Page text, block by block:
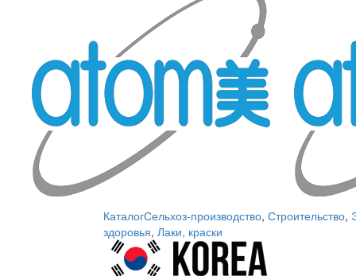
КаталогСельхоз-производство, Строительство,
здоровья, Лаки, краски